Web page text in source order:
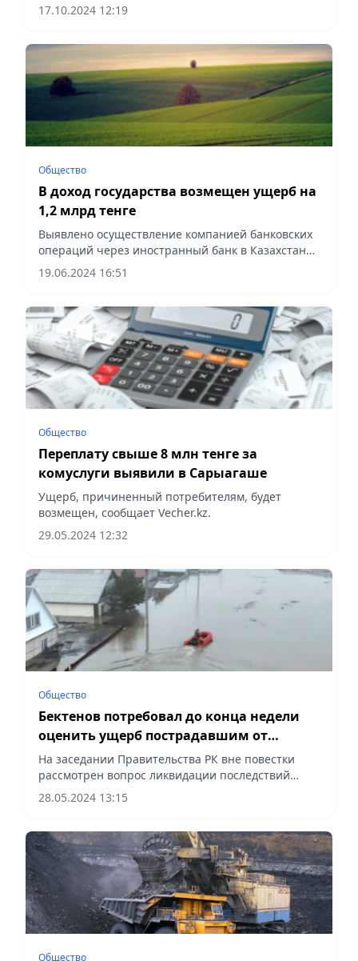
17.10.2024 12:19
Общество
В доход государства возмещен ущерб на
1,2 млрд тенге
Выявлено осуществление компанией банковских
операций через иностранный банк в Казахстане,
сообщает Vecher.kz.
19.06.2024 16:51
Общество
Переплату свыше 8 млн тенге за
комуслуги выявили в Сарыагаше
Ущерб, причиненный потребителям, будет
возмещен, сообщает Vecher.kz.
29.05.2024 12:32
Общество
Бектенов потребовал до конца недели
оценить ущерб пострадавшим от
паводков
На заседании Правительства РК вне повестки
рассмотрен вопрос ликвидации последствий
паводков в Казахстане, сообщает Vecher.kz.
28.05.2024 13:15
Общество